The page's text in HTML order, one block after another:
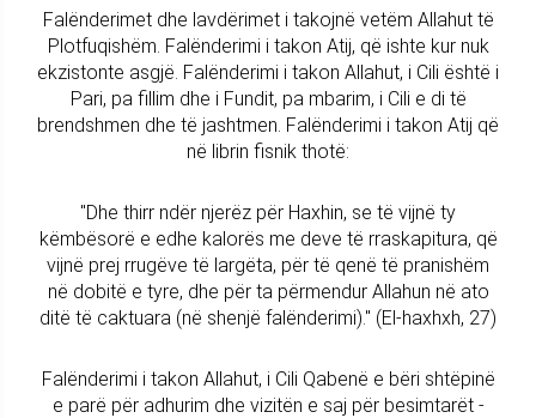
Falënderimet dhe lavdërimet i takojnë vetëm Allahut të
Plotfuqishëm. Falënderimi i takon Atij, që ishte kur nuk
ekzistonte asgjë. Falënderimi i takon Allahut, i Cili është i
Pari, pa fillim dhe i Fundit, pa mbarim, i Cili e di të
brendshmen dhe të jashtmen. Falënderimi i takon Atij që
në librin fisnik thotë:
"Dhe thirr ndër njerëz për Haxhin, se të vijnë ty
këmbësorë e edhe kalorës me deve të rraskapitura, që
vijnë prej rrugëve të largëta, për të qenë të pranishëm
në dobitë e tyre, dhe për ta përmendur Allahun në ato
ditë të caktuara (në shenjë falënderimi)." (El-haxhxh, 27)
Falënderimi i takon Allahut, i Cili Qabenë e bëri shtëpinë
e parë për adhurim dhe vizitën e saj për besimtarët -